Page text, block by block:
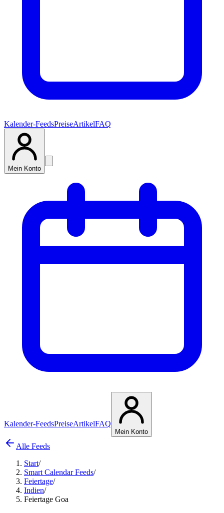
Kalender-FeedsPreiseArtikelFAQ
Mein Konto
Kalender-FeedsPreiseArtikelFAQ
Mein Konto
Alle Feeds
Start/
Smart Calendar Feeds/
Feiertage/
Indien/
Feiertage Goa